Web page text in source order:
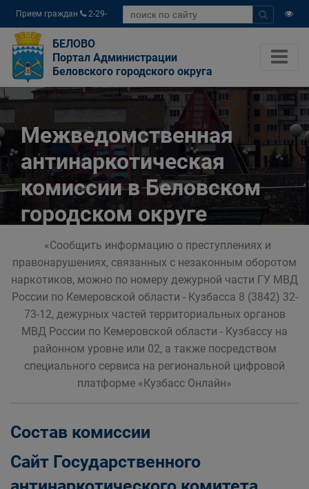
Прием граждан
2-29-
04
БЕЛОВО
Портал Администрации
Беловского городского округа
Межведомственная
антинаркотическая
комиссии в Беловском
городском округе
Главная
Официально
Межведомственная антинаркотическая
комиссии в Беловском городском округе
«Сообщить информацию о преступлениях и
правонарушениях, связанных с незаконным оборотом
наркотиков, можно по номеру дежурной части ГУ МВД
России по Кемеровской области - Кузбасса 8 (3842) 32-
73-12, дежурных частей территориальных органов
МВД России по Кемеровской области - Кузбассу на
районном уровне или 02, а также посредством
специального сервиса на региональной цифровой
платформе «Кузбасс Онлайн»
Состав комиссии
Сайт Государственного